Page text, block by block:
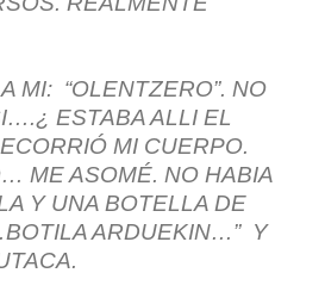
MI: “OLENTZERO”. NO
ESTABA ALLI EL
MI CUERPO.
ME ASOMÉ. NO HABIA
Y UNA BOTELLA DE
ARDUEKIN…” Y